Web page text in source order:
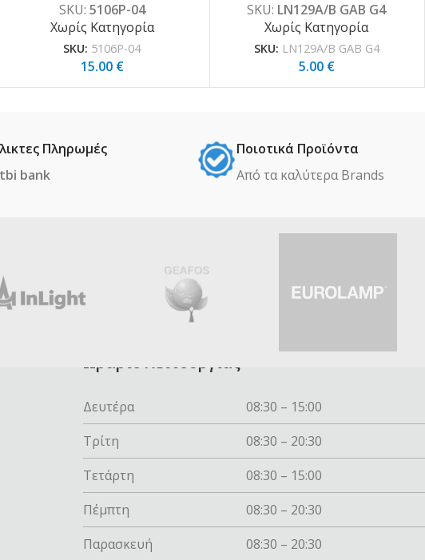
SKU: 5106P-04
Χωρίς Κατηγορία
SKU: 5106P-04
15.00 €
SKU: LN129A/B GAB G4
Χωρίς Κατηγορία
SKU: LN129A/B GAB G4
5.00 €
Πληρωμές
tbi bank
Ποιοτικά Προϊόντα
Από τα καλύτερα Βrands
Ωράριο λειτουργίας
Δευτέρα
08:30 – 15:00
Τρίτη
08:30 – 20:30
Τετάρτη
08:30 – 15:00
Πέμπτη
08:30 – 20:30
Παρασκευή
08:30 – 20:30